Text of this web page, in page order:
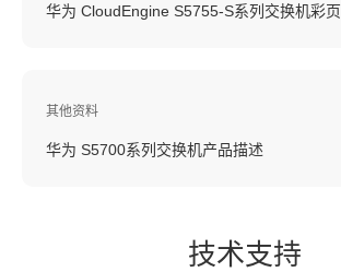
华为 CloudEngine S5755-S系列交换机彩页
其他资料
华为 S5700系列交换机产品描述
技术支持